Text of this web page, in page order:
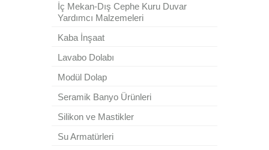
İç Mekan-Dış Cephe Kuru Duvar
Yardımcı Malzemeleri
Kaba İnşaat
Lavabo Dolabı
Modül Dolap
Seramik Banyo Ürünleri
Silikon ve Mastikler
Su Armatürleri